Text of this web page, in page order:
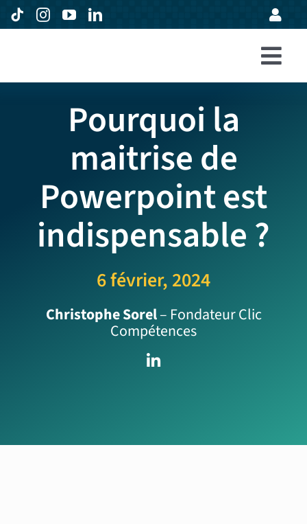
Passer
au
Formations
Entreprises
Avis
Expertise
À propos
Pourquoi la
maitrise de
Powerpoint est
indispensable ?
6 février, 2024
Christophe Sorel– Fondateur Clic
Compétences